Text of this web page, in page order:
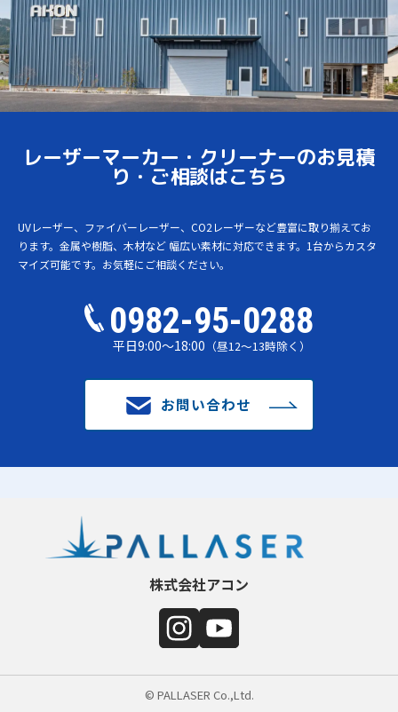
レーザーマーカー・クリーナーのお見積
り・ご相談はこちら
UVレーザー、ファイバーレーザー、CO2レーザーなど豊富に取り揃えてお
ります。金属や樹脂、木材など 幅広い素材に対応できます。1台からカスタ
マイズ可能です。お気軽にご相談ください。
0982-95-0288
平日9:00～18:00 （昼12～13時除く）
お問い合わせ
株式会社アコン
© PALLASER Co.,Ltd.